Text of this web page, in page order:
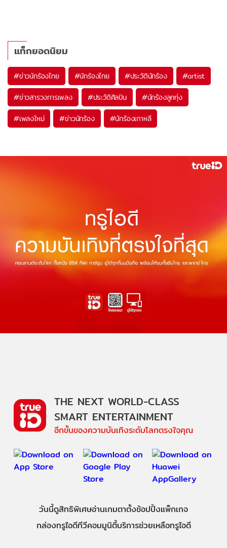
แท็กยอดนิยม
#ข่าวนักร้องไทย #นักร้องไทย #ประวัตินักร้อง #artist
#ข่าวสารวงการเพลง #ประวัติศิลปิน #นักร้องลูกทุ่ง
#เพลงใหม่ #ข่าวนักร้อง #นักร้องเกาหลี
THE NEXT WORLD-CLASS
SMART ENTERTAINMENT
อีกขั้นของความบันเทิงระดับโลกตรงใจคุณ
วันนี้ดูสิทธิพิเศษอ่านเกมตาตั้งช้อปปิ้งแพ็กเกจ
กล่องทรูไอดีทีวีคอมมูนิตี้บริการช่วยเหลือทรูไอดี